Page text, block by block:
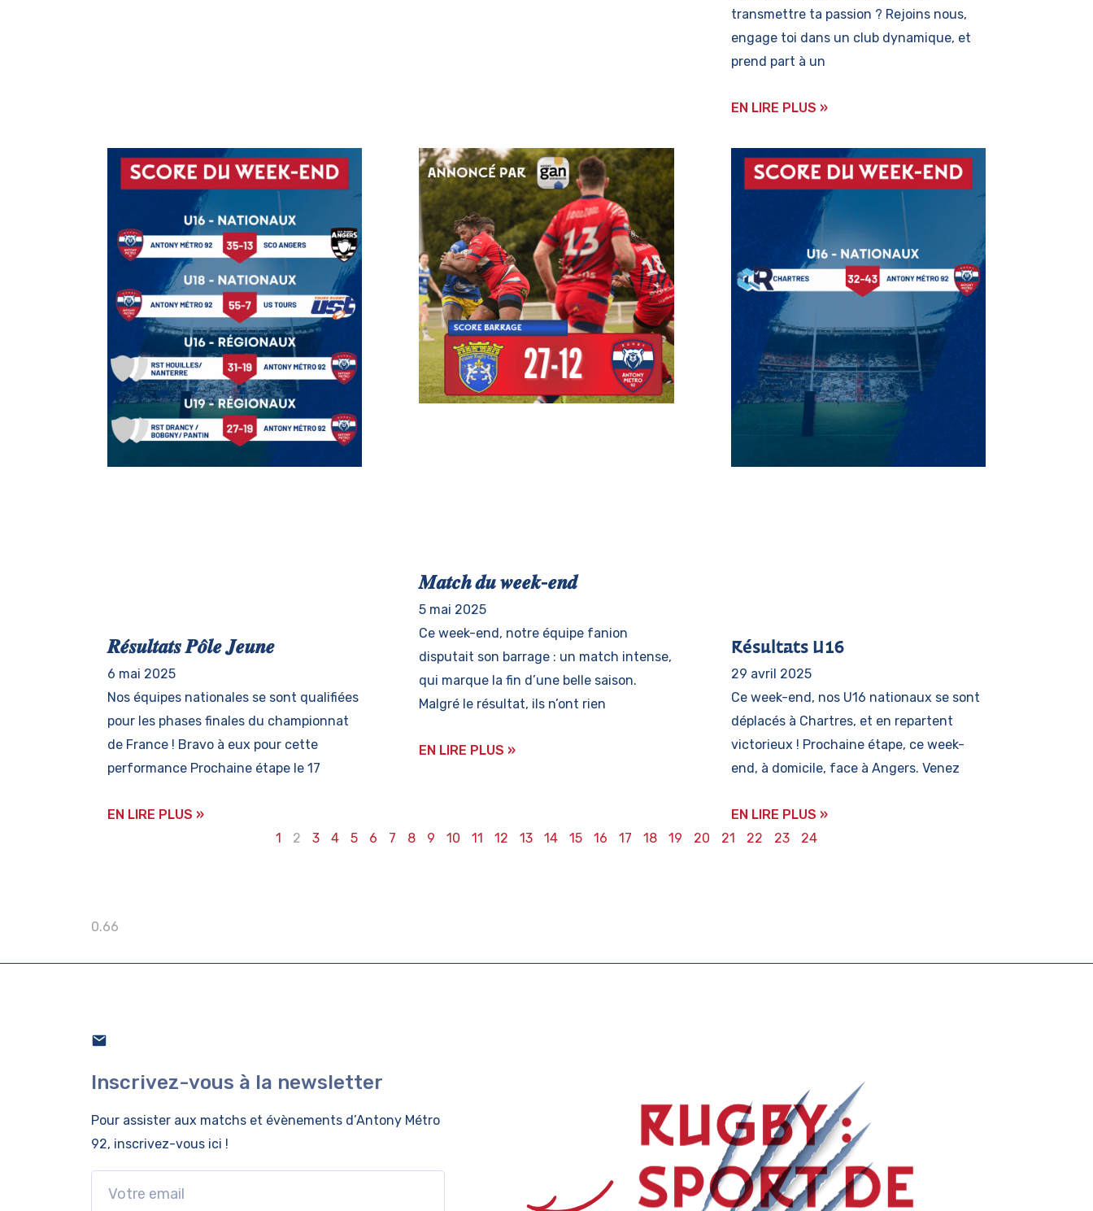
transmettre ta passion ? Rejoins nous,
engage toi dans un club dynamique, et
prend part à un
EN LIRE PLUS »
𝑹𝒆́𝒔𝒖𝒍𝒕𝒂𝒕𝒔 𝑷𝒐̂𝒍𝒆 𝑱𝒆𝒖𝒏𝒆
6 mai 2025
Nos équipes nationales se sont qualifiées
pour les phases finales du championnat
de France ! Bravo à eux pour cette
performance Prochaine étape le 17
EN LIRE PLUS »
𝑴𝒂𝒕𝒄𝒉 𝒅𝒖 𝒘𝒆𝒆𝒌-𝒆𝒏𝒅
5 mai 2025
Ce week-end, notre équipe fanion
disputait son barrage : un match intense,
qui marque la fin d’une belle saison.
Malgré le résultat, ils n’ont rien
EN LIRE PLUS »
Résultats U16
29 avril 2025
Ce week-end, nos U16 nationaux se sont
déplacés à Chartres, et en repartent
victorieux ! Prochaine étape, ce week-
end, à domicile, face à Angers. Venez
EN LIRE PLUS »
1
2 3 4 5 6 7 8 9 10 11 12 13 14 15 16 17 18 19 20 21 22 23 24
Inscrivez-vous à la newsletter
Pour assister aux matchs et évènements d’Antony Métro
92, inscrivez-vous ici !